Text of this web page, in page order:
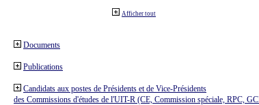
Afficher tout
Documents
Publications
Candidats aux postes de Présidents et de Vice-Présidents
des Commissions d'études de l'UIT-R (CE, Commission spéciale, RPC,